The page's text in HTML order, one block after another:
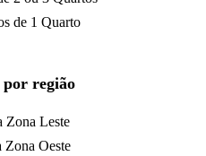
de 1 Quarto
região
Zona Leste
Zona Oeste